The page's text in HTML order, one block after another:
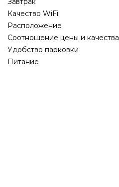
Качество WiFi
Расположение
Соотношение цены и качества
Удобство парковки
Питание